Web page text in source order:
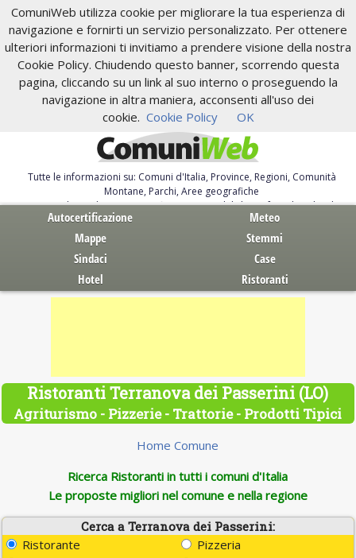
ComuniWeb utilizza cookie per migliorare la tua esperienza di
navigazione e fornirti un servizio personalizzato. Per ottenere
ulteriori informazioni ti invitiamo a prendere visione della nostra
Cookie Policy. Chiudendo questo banner, scorrendo questa
pagina, cliccando su un link al suo interno o proseguendo la
navigazione in altra maniera, acconsenti all'uso dei
cookie. Cookie Policy OK
Tutte le informazioni su: Comuni d'Italia, Province, Regioni, Comunità
Montane, Parchi, Aree geografiche
Servizi al Cittadino. Autocertificazione, moduli, leggi, free download
Autocertificazione
Meteo
Mappe
Stemmi
Sindaci
Case
Hotel
Ristoranti
Ristoranti Terranova dei Passerini (LO)
Agriturismo - Pizzerie - Trattorie - Prodotti Tipici
Home Comune
Ricerca Ristoranti in tutti i comuni d'Italia
Le proposte migliori nel comune e nella regione
Cerca a Terranova dei Passerini:
Ristorante
Pizzeria